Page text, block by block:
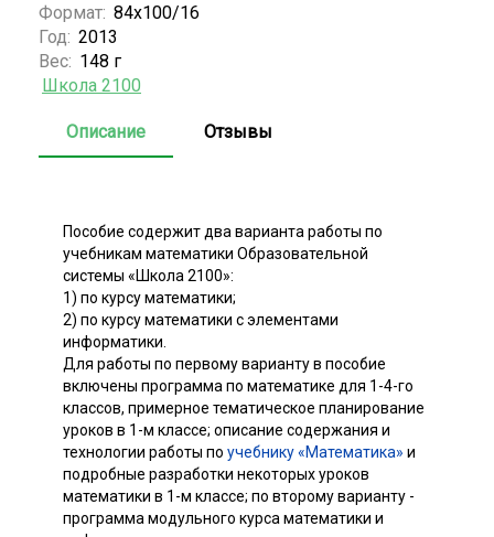
Формат: 84x100/16
Год: 2013
Вес: 148 г
Школа 2100
Описание Отзывы
Пособие содержит два варианта работы по
учебникам математики Образовательной
системы «Школа 2100»:
1) по курсу математики;
2) по курсу математики с элементами
информатики.
Для работы по первому варианту в пособие
включены программа по математике для 1-4-го
классов, примерное тематическое планирование
уроков в 1-м классе; описание содержания и
технологии работы по учебнику «Математика» и
подробные разработки некоторых уроков
математики в 1-м классе; по второму варианту -
программа модульного курса математики и